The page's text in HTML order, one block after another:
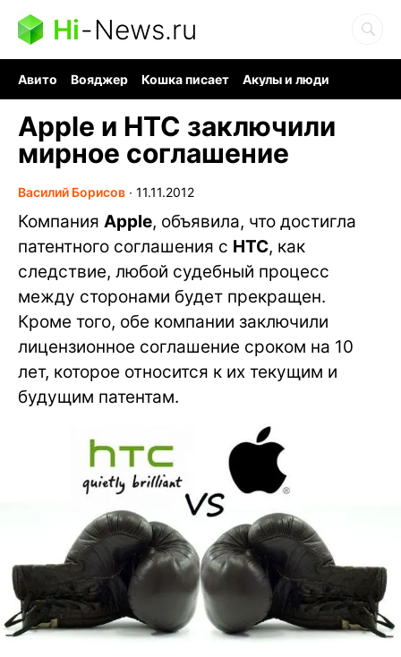
Hi-News.ru
Авито Вояджер Кошка писает
Акулы и люди
Apple и HTC заключили
мирное соглашение
Василий Борисов ∙ 11.11.2012
Компания Apple, объявила, что достигла
патентного соглашения с HTC, как
следствие, любой судебный процесс
между сторонами будет прекращен.
Кроме того, обе компании заключили
лицензионное соглашение сроком на 10
лет, которое относится к их текущим и
будущим патентам.